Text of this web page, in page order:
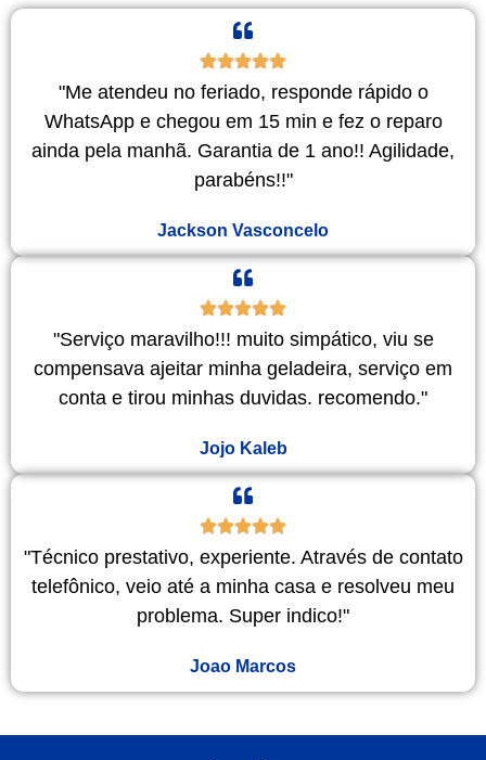
"Me atendeu no feriado, responde rápido o
WhatsApp e chegou em 15 min e fez o reparo
ainda pela manhã. Garantia de 1 ano!! Agilidade,
parabéns!!"
Jackson Vasconcelo
"Serviço maravilho!!! muito simpático, viu se
compensava ajeitar minha geladeira, serviço em
conta e tirou minhas duvidas. recomendo."
Jojo Kaleb
"Técnico prestativo, experiente. Através de contato
telefônico, veio até a minha casa e resolveu meu
problema. Super indico!"
Joao Marcos